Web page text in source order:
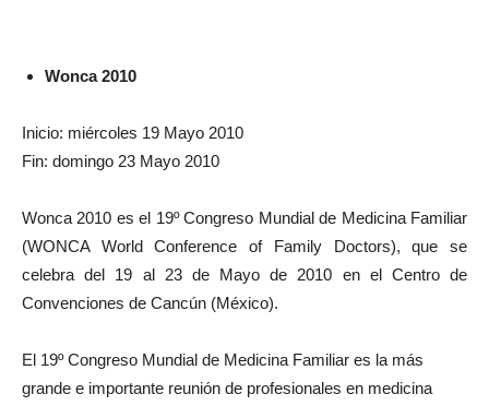
Wonca 2010
Inicio: miércoles 19 Mayo 2010
Fin: domingo 23 Mayo 2010
Wonca 2010 es el 19º Congreso Mundial de Medicina Familiar
(WONCA World Conference of Family Doctors), que se
celebra del 19 al 23 de Mayo de 2010 en el Centro de
Convenciones de Cancún (México).
El 19º Congreso Mundial de Medicina Familiar es la más
grande e importante reunión de profesionales en medicina